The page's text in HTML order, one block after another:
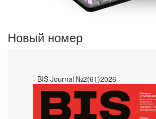
Новый номер
- BIS Journal №2(61)2026 -